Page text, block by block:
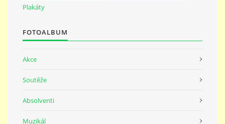
Plakáty
FOTOALBUM
Akce
Soutěže
Absolventi
Muzikál